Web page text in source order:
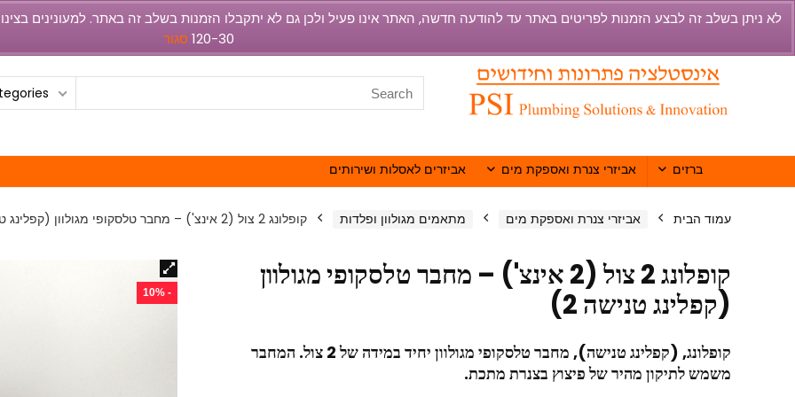
ברזים אביזרי צנרת ואספקת מים אביזרים לאסלות ושירותים
עמוד הבית אביזרי צנרת ואספקת מים מתאמים מגולוון ופלדות קופלונג 2 צול (2 אינצ') – מחבר טלסקופי מגולוון (קפלינג טנישה 2)
- 10%
קופלונג 2 צול (2 אינצ') – מחבר טלסקופי מגולוון
(קפלינג טנישה 2)
קופלונג, (קפלינג טנישה), מחבר טלסקופי מגולוון יחיד במידה של 2 צול.
המחבר
משמש לתיקון מהיר של פיצוץ בצנרת מתכת.
120-30 סגור